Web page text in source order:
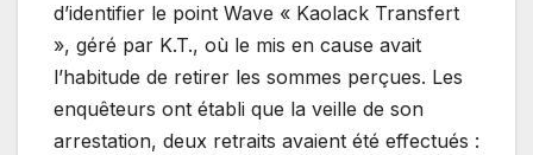
d’identifier le point Wave « Kaolack Transfert
», géré par K.T., où le mis en cause avait
l’habitude de retirer les sommes perçues. Les
enquêteurs ont établi que la veille de son
arrestation, deux retraits avaient été effectués :